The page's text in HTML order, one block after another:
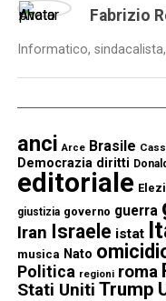
Fabrizio
Informatico,
anci Arce Brasile
Democrazia diritti
editoriale
giustizia governo guerra
Iran Israele istat
musica Nato
Politica regioni roma
Stati Uniti Trump